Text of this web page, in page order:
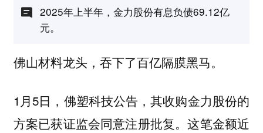
2025年上半年，金力股份有息负债69.12亿
元。
佛山材料龙头，吞下了百亿隔膜黑马。
1月5日，佛塑科技公告，其收购金力股份的
方案已获证监会同意注册批复。这笔金额近